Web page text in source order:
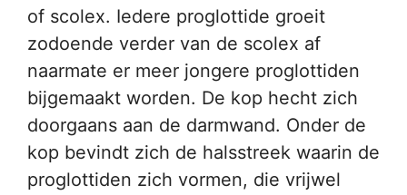
of scolex. Iedere proglottide groeit
zodoende verder van de scolex af
naarmate er meer jongere proglottiden
bijgemaakt worden. De kop hecht zich
doorgaans aan de darmwand. Onder de
kop bevindt zich de halsstreek waarin de
proglottiden zich vormen, die vrijwel